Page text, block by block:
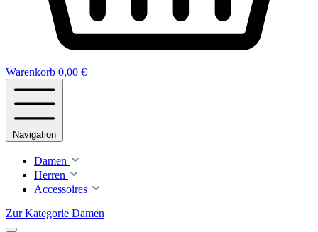
Warenkorb 0,00 €
Navigation
Damen
Herren
Accessoires
Zur Kategorie Damen